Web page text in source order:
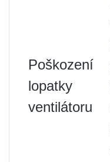
Poškození
lopatky
ventilátoru